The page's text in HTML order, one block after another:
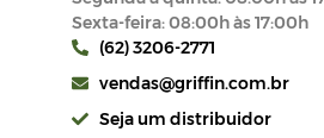
Sexta-feira: 08:00h às 17:00h
(62) 3206-2771
vendas@griffin.com.br
Seja um distribuidor